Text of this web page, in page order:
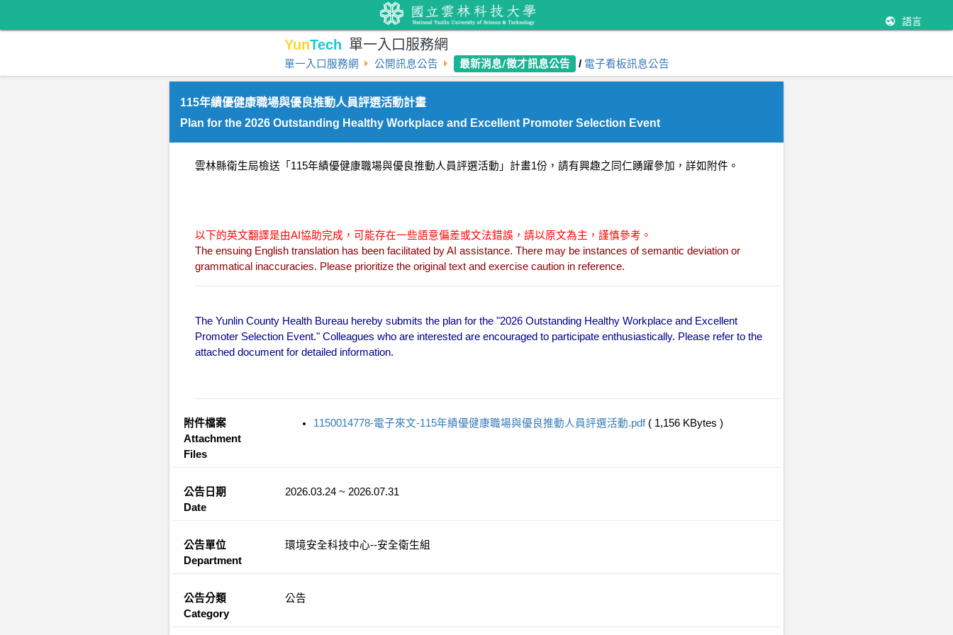
語言
YunTech 單一入口服務網
單一入口服務網 公開訊息公告 最新消息/徵才訊息公告 / 電子看板訊息公告
115年績優健康職場與優良推動人員評選活動計畫
Plan for the 2026 Outstanding Healthy Workplace and Excellent Promoter Selection Event
雲林縣衛生局檢送「115年績優健康職場與優良推動人員評選活動」計畫1份，請有興趣之同仁踴躍參加，詳如附件。
以下的英文翻譯是由AI協助完成，可能存在一些語意偏差或文法錯誤，請以原文為主，謹慎參考。
The ensuing English translation has been facilitated by AI assistance. There may be instances of semantic deviation or
grammatical inaccuracies. Please prioritize the original text and exercise caution in reference.
The Yunlin County Health Bureau hereby submits the plan for the "2026 Outstanding Healthy Workplace and Excellent
Promoter Selection Event." Colleagues who are interested are encouraged to participate enthusiastically. Please refer to the
attached document for detailed information.
附件檔案
Attachment
Files
1150014778-電子來文-115年績優健康職場與優良推動人員評選活動.pdf ( 1,156 KBytes )
公告日期
Date
2026.03.24 ~ 2026.07.31
公告單位
Department
環境安全科技中心--安全衛生組
公告分類
Category
公告